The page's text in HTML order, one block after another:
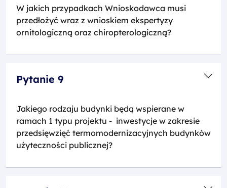
W jakich przypadkach Wnioskodawca musi
przedłożyć wraz z wnioskiem ekspertyzy
ornitologiczną oraz chiropterologiczną?
Pytanie 9
Jakiego rodzaju budynki będą wspierane w
ramach 1 typu projektu - inwestycje w zakresie
przedsięwzięć termomodernizacyjnych budynków
użyteczności publicznej?